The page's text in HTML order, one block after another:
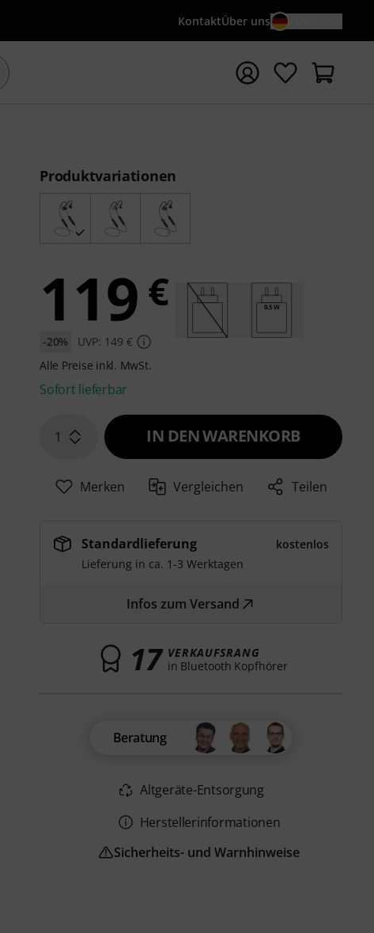
KontaktÜber uns
mit Suchwort {searchTerm} starten
Produktvariationen
119 €
-20% UVP: 149 €
0.5 W
Alle Preise inkl. MwSt.
Sofort lieferbar
1 IN DEN WARENKORB
Merken Vergleichen Teilen
Standardlieferung
kostenlos
Lieferung in ca. 1-3 Werktagen
Infos zum Versand
17 VERKAUFSRANG
in Bluetooth Kopfhörer
Beratung
Altgeräte-Entsorgung
Herstellerinformationen
Sicherheits- und Warnhinweise